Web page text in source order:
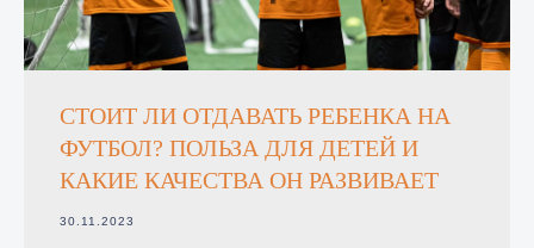
СТОИТ ЛИ ОТДАВАТЬ РЕБЕНКА НА
ФУТБОЛ? ПОЛЬЗА ДЛЯ ДЕТЕЙ И
КАКИЕ КАЧЕСТВА ОН РАЗВИВАЕТ
30.11.2023